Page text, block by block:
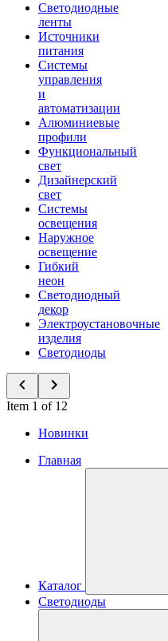
Светодиодные
ленты
Источники
питания
Системы
управления
и
автоматизации
Алюминиевые
профили
Функциональный
свет
Дизайнерский
свет
Системы
освещения
Наружное
освещение
Гибкий
неон
Светодиодный
декор
Электроустановочные
изделия
Светодиоды
Item 1 of 12
Новинки
Главная
Каталог
Светодиоды